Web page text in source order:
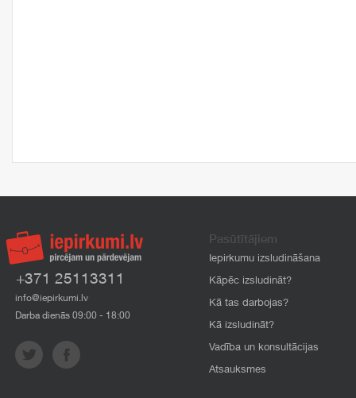
+371 25113311
info@iepirkumi.lv
Darba dienās 09:00 - 18:00
Pasūtītājiem
Iepirkumu izsludināšana
Kāpēc izsludināt?
Kā tas darbojas?
Kā izsludināt?
Vadība un konsultācijas
Atsauksmes